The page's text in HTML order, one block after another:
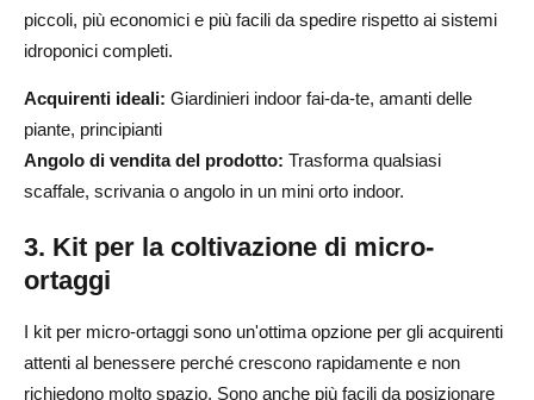
piccoli, più economici e più facili da spedire rispetto ai sistemi
idroponici completi.
Acquirenti ideali: Giardinieri indoor fai-da-te, amanti delle
piante, principianti
Angolo di vendita del prodotto: Trasforma qualsiasi
scaffale, scrivania o angolo in un mini orto indoor.
3. Kit per la coltivazione di micro-
ortaggi
I kit per micro-ortaggi sono un'ottima opzione per gli acquirenti
attenti al benessere perché crescono rapidamente e non
richiedono molto spazio. Sono anche più facili da posizionare